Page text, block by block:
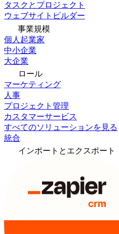
タスクとプロジェクト
ウェブサイトビルダー
事業規模
個人起業家
中小企業
大企業
ロール
マーケティング
人事
プロジェクト管理
カスタマーサービス
すべてのソリューションを見る
統合
インポートとエクスポート